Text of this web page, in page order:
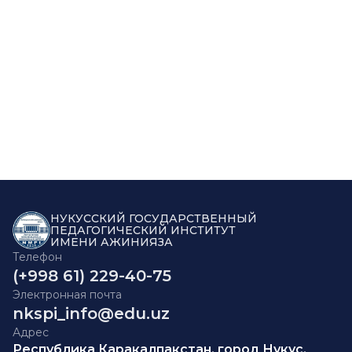
НУКУССКИЙ ГОСУДАРСТВЕННЫЙ
ПЕДАГОГИЧЕСКИЙ ИНСТИТУТ
ИМЕНИ АЖИНИЯЗА
Телефон
(+998 61) 229-40-75
Электронная почта
nkspi_info@edu.uz
Адрес